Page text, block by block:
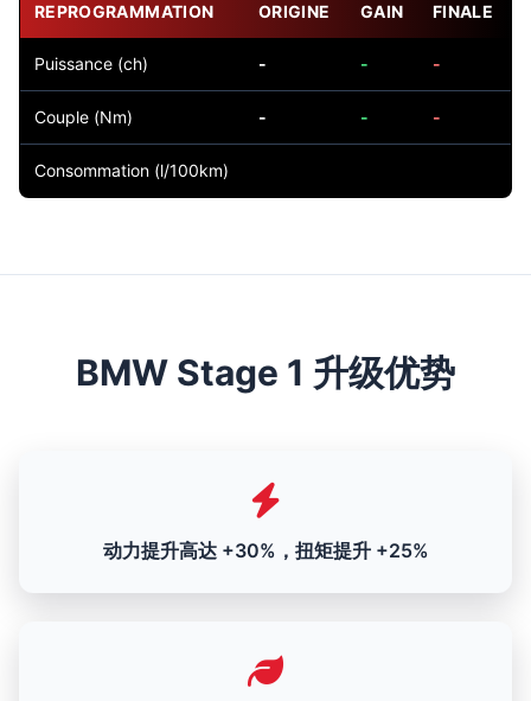
REPROGRAMMATION ORIGINE GAIN FINALE
Puissance (ch) - - -
Couple (Nm) - - -
Consommation (l/100km)
BMW Stage 1 升级优势
动力提升高达 +30%，扭矩提升 +25%